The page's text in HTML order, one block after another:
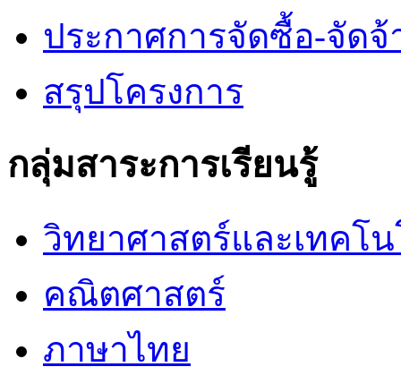
ประกาศการจัดซื้อ-จัดจ้
สรุปโครงการ
กลุ่มสาระการเรียนรู้
วิทยาศาสตร์และเทคโ
คณิตศาสตร์
ภาษาไทย